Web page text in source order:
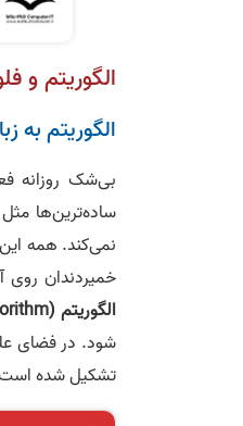
الگوریتم و
الگوریتم به
بی‌شک روزانه
ساده‌ترین‌ها
نمی‌کند. همه
خمیردندان روی
الگوریتم(
شود. در فضای
تشکیل شده